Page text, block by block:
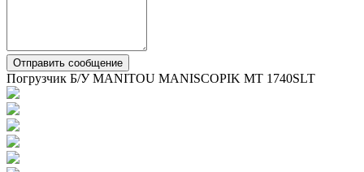
Отправить сообщение
Погрузчик Б/У MANITOU MANISCOPIK MT 1740SLT